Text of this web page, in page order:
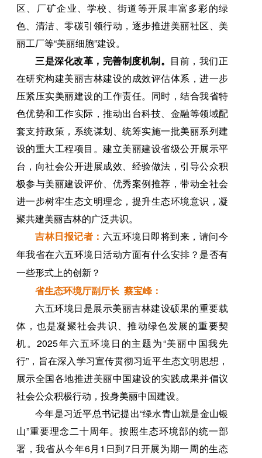
区、厂矿企业、学校、街道等开展丰富多彩的绿
色、清洁、零碳引领行动，逐步推进美丽社区、美
丽工厂等“美丽细胞”建设。
三是深化改革，完善制度机制。 目前，我们正
在研究构建美丽吉林建设的成效评估体系，进一步
压紧压实美丽建设的工作责任。同时，结合我省特
色优势和工作实际，推动出台科技、金融等领域配
套支持政策，系统谋划、统筹实施一批美丽系列建
设的重大工程项目。建立美丽建设省级公开展示平
台，向社会公开进展成效、经验做法，引导公众积
极参与美丽建设评价、优秀案例推荐，带动全社会
进一步树牢生态文明理念，提升生态环境意识，凝
聚共建美丽吉林的广泛共识。
吉林日报记者： 六五环境日即将到来，请问今
年我省在六五环境日活动方面有什么安排？是否有
一些形式上的创新？
省生态环境厅副厅长 蔡宝峰：
六五环境日是展示美丽吉林建设硕果的重要载
体，也是凝聚社会共识、推动绿色发展的重要契
机。2025年六五环境日的主题为“美丽中国我先
行”，旨在深入学习宣传贯彻习近平生态文明思想，
展示全国各地推进美丽中国建设的实践成果并倡议
社会公众积极行动，投身美丽中国建设。
今年是习近平总书记提出“绿水青山就是金山银
山”重要理念二十周年。按照生态环境部的统一部
署，我省从今年6月1日到7日开展为期一周的生态